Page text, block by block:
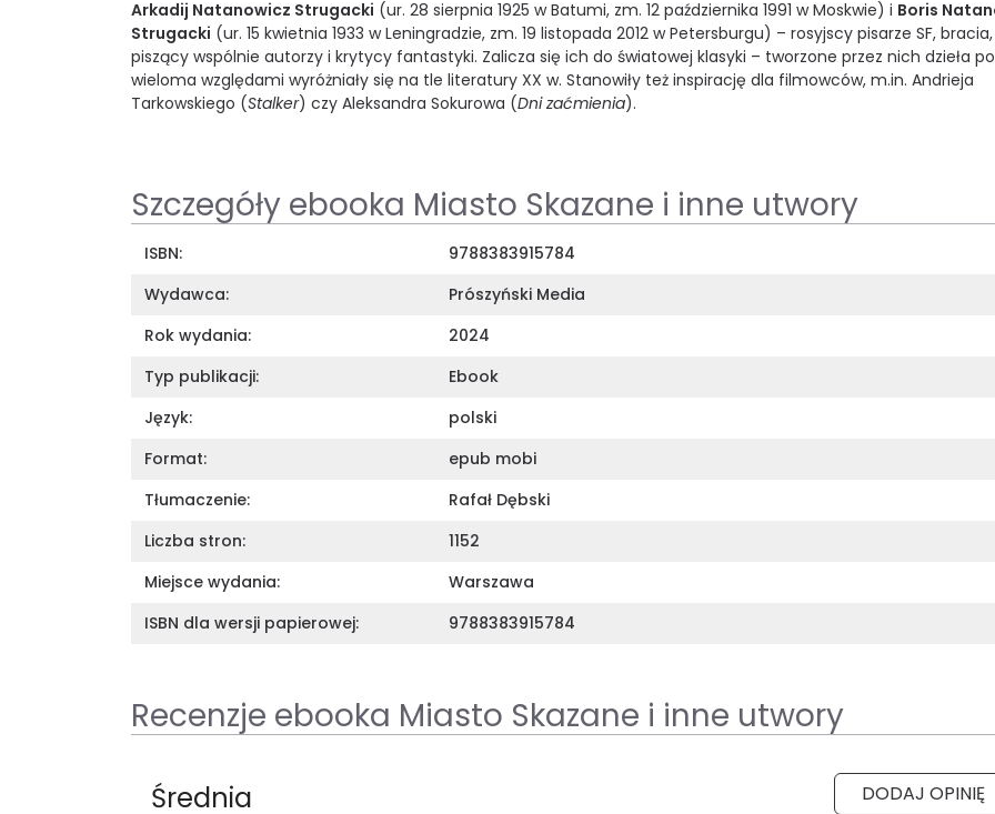
Arkadij Natanowicz Strugacki (ur. 28 sierpnia 1925 w Batumi, zm. 12 października 1991 w Moskwie) i Boris
Strugacki (ur. 15 kwietnia 1933 w Leningradzie, zm. 19 listopada 2012 w Petersburgu) – rosyjscy pisarze SF, bracia,
piszący wspólnie autorzy i krytycy fantastyki. Zalicza się ich do światowej klasyki – tworzone przez nich dzieła
wieloma względami wyróżniały się na tle literatury XX w. Stanowiły też inspirację dla filmowców, m.in. Andrieja
Tarkowskiego (Stalker) czy Aleksandra Sokurowa (Dni zaćmienia).
Szczegóły ebooka Miasto Skazane i inne utwory
ISBN:
9788383915784
Wydawca:
Prószyński Media
Rok wydania:
2024
Typ publikacji:
Ebook
Język:
polski
Format:
epub mobi
Tłumaczenie:
Rafał Dębski
Liczba stron:
1152
Miejsce wydania:
Warszawa
ISBN dla wersji papierowej:
9788383915784
Recenzje ebooka Miasto Skazane i inne utwory
Średnia
DODAJ OPINIĘ